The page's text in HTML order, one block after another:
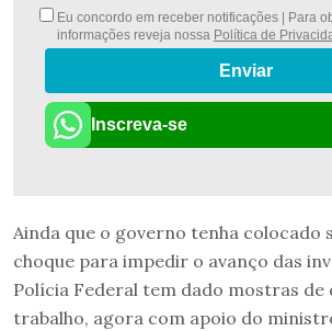
Eu concordo em receber notificações | Para
informações reveja nossa Política de
Enviar
Inscreva-se
Ainda que o governo tenha colocado
choque para impedir o avanço das
Polícia Federal tem dado mostras de
trabalho, agora com apoio do